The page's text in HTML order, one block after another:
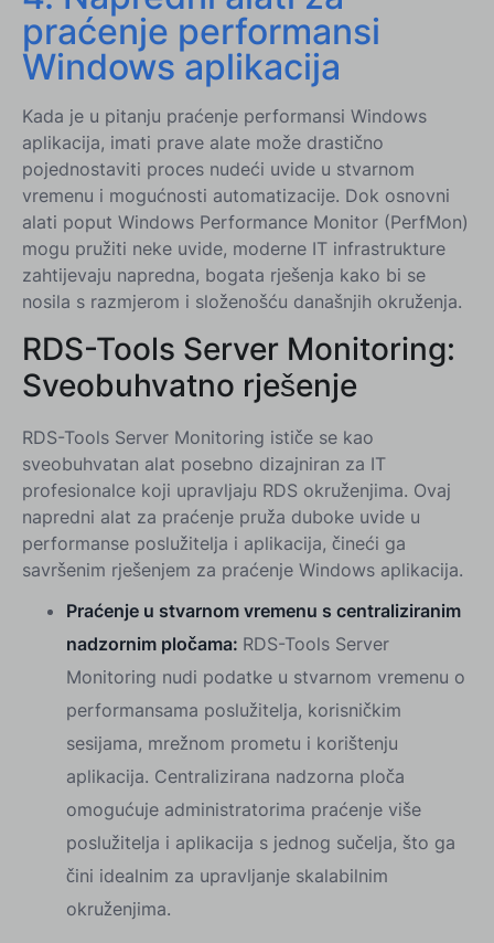
praćenje performansi
Windows aplikacija
Kada je u pitanju praćenje performansi Windows
aplikacija, imati prave alate može drastično
pojednostaviti proces nudeći uvide u stvarnom
vremenu i mogućnosti automatizacije. Dok osnovni
alati poput Windows Performance Monitor (PerfMon)
mogu pružiti neke uvide, moderne IT infrastrukture
zahtijevaju napredna, bogata rješenja kako bi se
nosila s razmjerom i složenošću današnjih okruženja.
RDS-Tools Server Monitoring:
Sveobuhvatno rješenje
RDS-Tools Server Monitoring ističe se kao
sveobuhvatan alat posebno dizajniran za IT
profesionalce koji upravljaju RDS okruženjima. Ovaj
napredni alat za praćenje pruža duboke uvide u
performanse poslužitelja i aplikacija, čineći ga
savršenim rješenjem za praćenje Windows aplikacija.
Praćenje u stvarnom vremenu s centraliziranim
nadzornim pločama: RDS-Tools Server
Monitoring nudi podatke u stvarnom vremenu o
performansama poslužitelja, korisničkim
sesijama, mrežnom prometu i korištenju
aplikacija. Centralizirana nadzorna ploča
omogućuje administratorima praćenje više
poslužitelja i aplikacija s jednog sučelja, što ga
čini idealnim za upravljanje skalabilnim
okruženjima.